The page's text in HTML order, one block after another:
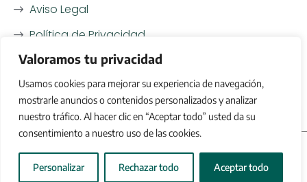
Valoramos tu privacidad
Usamos cookies para mejorar su experiencia de navegación,
mostrarle anuncios o contenidos personalizados y analizar
nuestro tráfico. Al hacer clic en “Aceptar todo” usted da su
consentimiento a nuestro uso de las cookies.
Personalizar Rechazar todo Aceptar todo
Aviso Legal
Política de Privacidad
Política de Cookies
Política de Devoluciones
Desarrollado por
Mengisoft